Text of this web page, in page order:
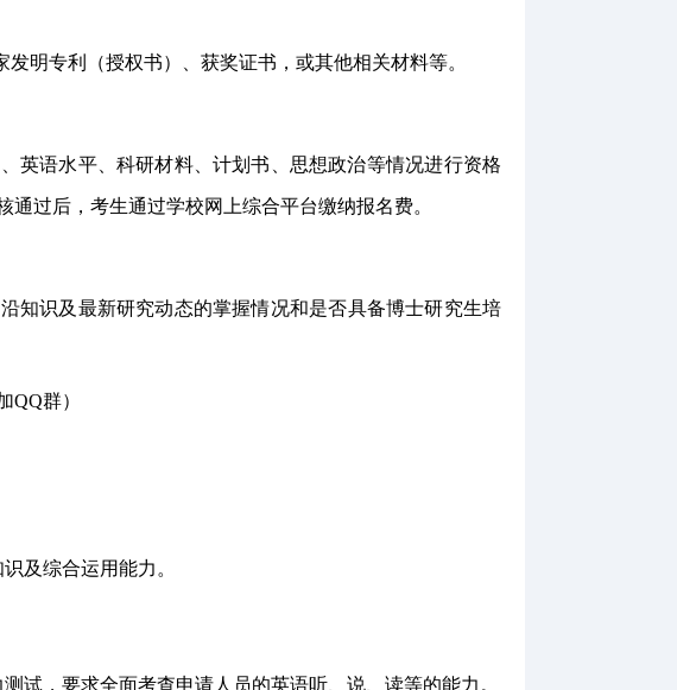
发明专利 （授权书） 获奖证书 ，或其他相关材料等。
英语水平、科研材料、计划书、思想政治等情况进行资格
过后，考生通过学校网上综合平台缴纳报名费。
知识及最新研究动态的掌握情况和是否具备博士研究生培
QQ群）
及综合运用能力。
试，要求全面考查申请人员的英语听、说、读等的能力。